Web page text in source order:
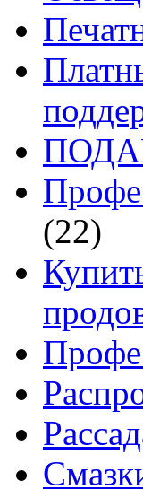
(22)